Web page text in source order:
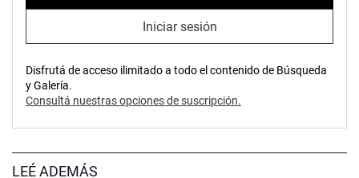
Iniciar sesión
Disfrutá de acceso ilimitado a todo el contenido de Búsqueda
y Galería.
Consultá nuestras opciones de suscripción.
LEÉ ADEMÁS